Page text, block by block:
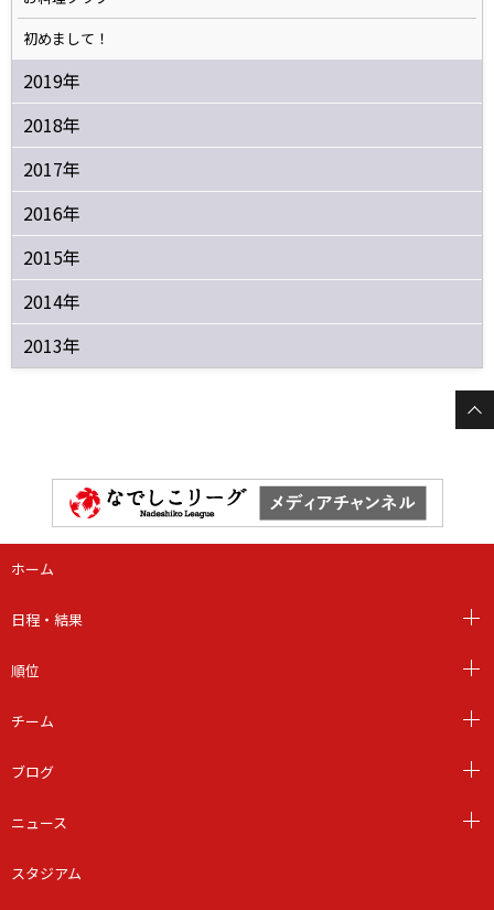
初めまして！
2019年
2018年
2017年
2016年
2015年
2014年
2013年
ホーム
日程・結果
順位
チーム
ブログ
ニュース
スタジアム